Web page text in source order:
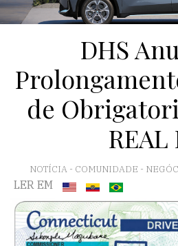
DHS
de
REAL
NOTÍCIA - COMUNIDADE -
LER EM